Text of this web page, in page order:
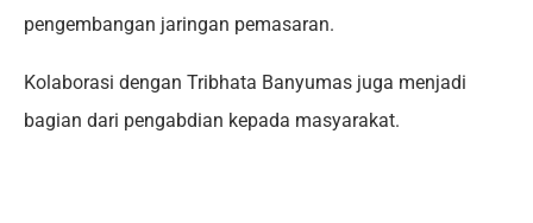
pengembangan jaringan pemasaran.
Kolaborasi dengan Tribhata Banyumas juga menjadi
bagian dari pengabdian kepada masyarakat.